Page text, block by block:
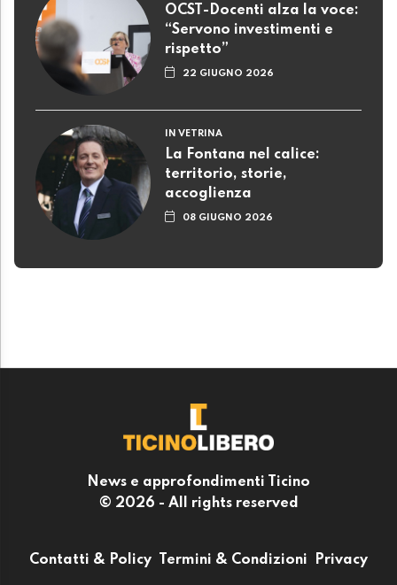
OCST-Docenti alza la voce:
“Servono investimenti e
rispetto”
22 GIUGNO 2026
IN VETRINA
La Fontana nel calice:
territorio, storie,
accoglienza
08 GIUGNO 2026
News e approfondimenti Ticino
© 2026 - All rights reserved
Contatti & Policy Termini & Condizioni Privacy